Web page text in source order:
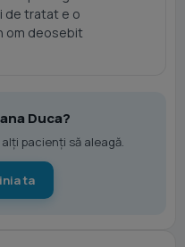
de tratat e o
om deosebit
Duca?
pacienți să aleagă.
ta